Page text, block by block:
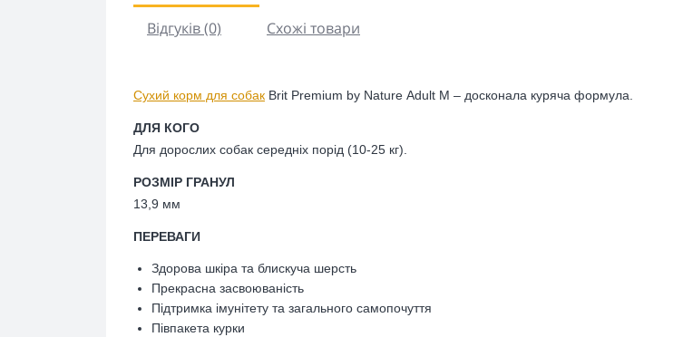
Відгуків (0)
Схожі товари
Сухий корм для собак Brit Premium by Nature Adult М – досконала куряча формула.
ДЛЯ КОГО
Для дорослих собак середніх порід (10-25 кг).
РОЗМІР ГРАНУЛ
13,9 мм
ПЕРЕВАГИ
Здорова шкіра та блискуча шерсть
Прекрасна засвоюваність
Підтримка імунітету та загального самопочуття
Півпакета курки